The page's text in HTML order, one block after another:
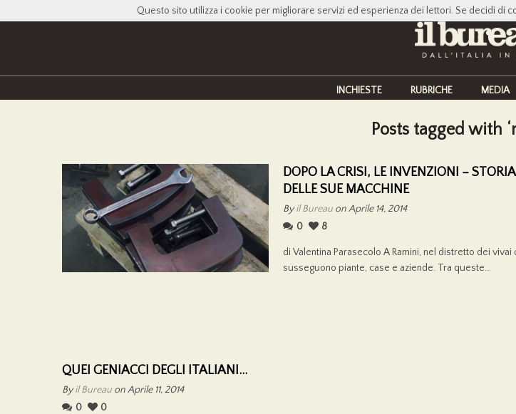
INCHIESTE RUBRICHE MEDIA
Posts tagged with
DOPO LA CRISI, LE INVENZIONI –
DELLE SUE MACCHINE
Byil Bureau on Aprile 14, 2014
0
8
di Valentina Parasecolo A Ramini, nel distretto dei vivai
susseguono piante, case e aziende. Tra queste...
QUEI GENIACCI DEGLI ITALIANI…
Byil Bureau on Aprile 11, 2014
0
0
Questo sito utilizza i cookie per migliorare servizi ed esperienza dei lettori. Se decidi di